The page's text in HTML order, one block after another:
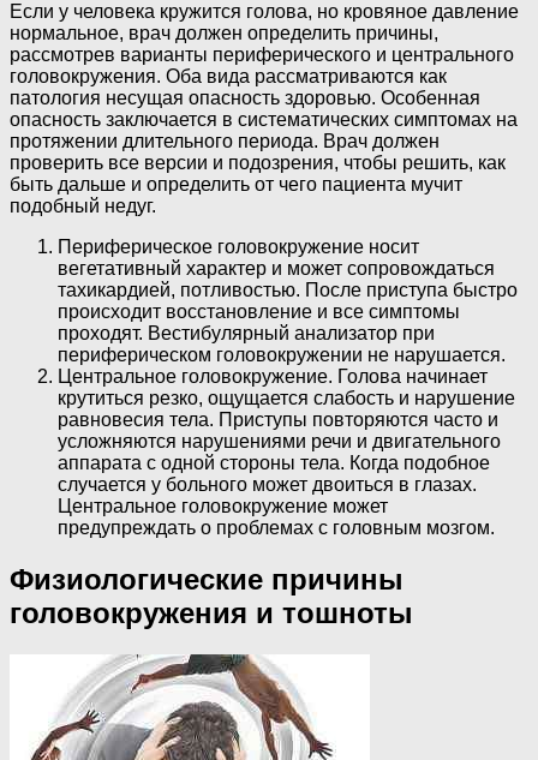
Если у человека кружится голова, но кровяное давление
нормальное, врач должен определить причины,
рассмотрев варианты периферического и центрального
головокружения. Оба вида рассматриваются как
патология несущая опасность здоровью. Особенная
опасность заключается в систематических симптомах на
протяжении длительного периода. Врач должен
проверить все версии и подозрения, чтобы решить, как
быть дальше и определить от чего пациента мучит
подобный недуг.
Периферическое головокружение носит
вегетативный характер и может сопровождаться
тахикардией, потливостью. После приступа быстро
происходит восстановление и все симптомы
проходят. Вестибулярный анализатор при
периферическом головокружении не нарушается.
Центральное головокружение. Голова начинает
крутиться резко, ощущается слабость и нарушение
равновесия тела. Приступы повторяются часто и
усложняются нарушениями речи и двигательного
аппарата с одной стороны тела. Когда подобное
случается у больного может двоиться в глазах.
Центральное головокружение может
предупреждать о проблемах с головным мозгом.
Физиологические причины
головокружения и тошноты